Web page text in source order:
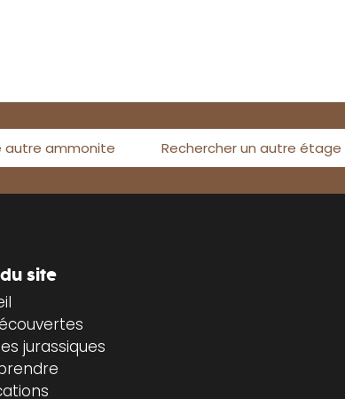
autre ammonite Rechercher un autre étage
site
jurassiques